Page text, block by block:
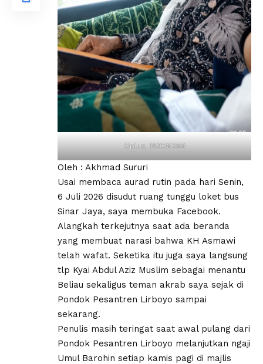
Oplus_16908288
Oleh : Akhmad Sururi
Usai membaca aurad rutin pada hari Senin,
6 Juli 2026 disudut ruang tunggu loket bus
Sinar Jaya, saya membuka Facebook.
Alangkah terkejutnya saat ada beranda
yang membuat narasi bahwa KH Asmawi
telah wafat. Seketika itu juga saya langsung
tlp Kyai Abdul Aziz Muslim sebagai menantu
Beliau sekaligus teman akrab saya sejak di
Pondok Pesantren Lirboyo sampai
sekarang.
Penulis masih teringat saat awal pulang dari
Pondok Pesantren Lirboyo melanjutkan ngaji
Umul Barohin setiap kamis pagi di majlis